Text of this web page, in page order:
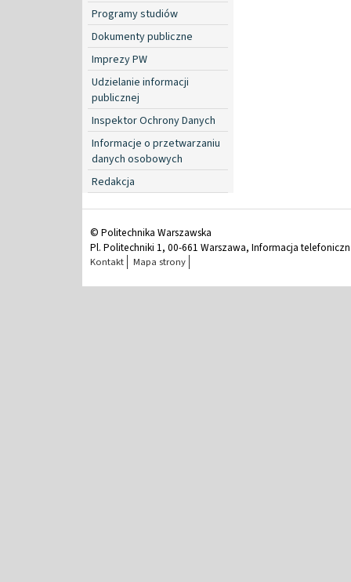
Programy studiów
Dokumenty publiczne
Imprezy PW
Udzielanie informacji
publicznej
Inspektor Ochrony Danych
Informacje o przetwarzaniu
danych osobowych
Redakcja
© Politechnika Warszawska
Pl. Politechniki 1, 00-661 Warszawa, Informacja
Kontakt Mapa strony